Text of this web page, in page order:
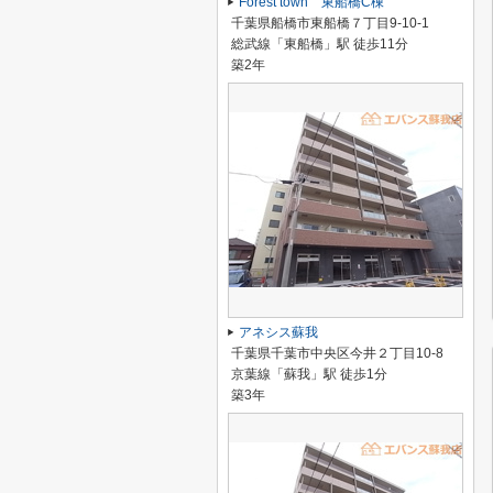
千葉県船橋市東船橋７丁目9-10-1
総武線「東船橋」駅 徒歩11分
築2年
アネシス蘇我
千葉県千葉市中央区今井２丁目10-8
京葉線「蘇我」駅 徒歩1分
築3年